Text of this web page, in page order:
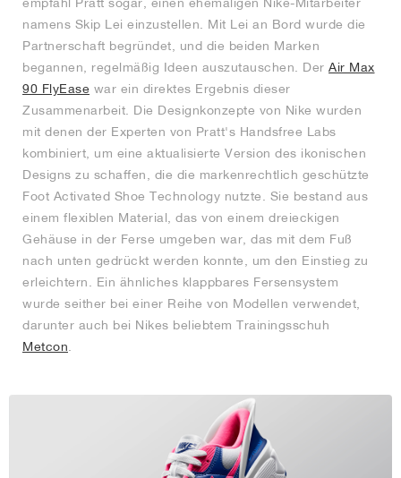
namens Skip Lei einzustellen. Mit Lei an Bord wurde die
Partnerschaft begründet, und die beiden Marken
begannen, regelmäßig Ideen auszutauschen. Der Air Max
90 FlyEase war ein direktes Ergebnis dieser
Zusammenarbeit. Die Designkonzepte von Nike wurden
mit denen der Experten von Pratt's Handsfree Labs
kombiniert, um eine aktualisierte Version des ikonischen
Designs zu schaffen, die die markenrechtlich geschützte
Foot Activated Shoe Technology nutzte. Sie bestand aus
einem flexiblen Material, das von einem dreieckigen
Gehäuse in der Ferse umgeben war, das mit dem Fuß
nach unten gedrückt werden konnte, um den Einstieg zu
erleichtern. Ein ähnliches klappbares Fersensystem
wurde seither bei einer Reihe von Modellen verwendet,
darunter auch bei Nikes beliebtem Trainingsschuh
Metcon